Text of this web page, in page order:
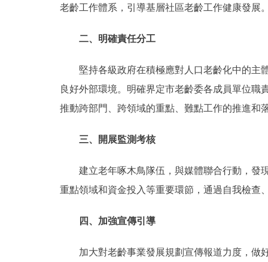
老齡工作體系，引導基層社區老齡工作健康發展
二、明確責任分工
堅持各級政府在積極應對人口老齡化中的主體
良好外部環境。明確界定市老齡委各成員單位
推動跨部門、跨領域的重點、難點工作的推進和
三、開展監測考核
建立老年啄木鳥隊伍，與媒體聯合行動，發現
重點領域和資金投入等重要環節，通過自我檢查
四、加強宣傳引導
加大對老齡事業發展規劃宣傳報道力度，做好